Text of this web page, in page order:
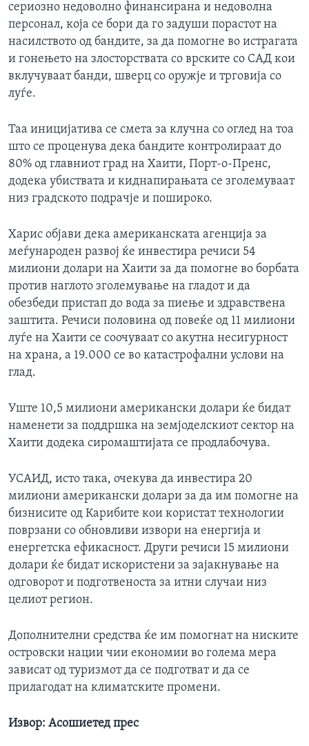
сериозно недоволно финансирана и недоволна
персонал, која се бори да го задуши порастот на
насилството од бандите, за да помогне во истрагата
и гонењето на злосторствата со врските со САД кои
вклучуваат банди, шверц со оружје и трговија со
луѓе.
Таа иницијатива се смета за клучна со оглед на тоа
што се проценува дека бандите контролираат до
80% од главниот град на Хаити, Порт-о-Пренс,
додека убиствата и киднапирањата се зголемуваат
низ градското подрачје и пошироко.
Харис објави дека американската агенција за
меѓународен развој ќе инвестира речиси 54
милиони долари на Хаити за да помогне во борбата
против наглото зголемување на гладот и да
обезбеди пристап до вода за пиење и здравствена
заштита. Речиси половина од повеќе од 11 милиони
луѓе на Хаити се соочуваат со акутна несигурност
на храна, а 19.000 се во катастрофални услови на
глад.
Уште 10,5 милиони американски долари ќе бидат
наменети за поддршка на земјоделскиот сектор на
Хаити додека сиромаштијата се продлабочува.
УСАИД, исто така, очекува да инвестира 20
милиони американски долари за да им помогне на
бизнисите од Карибите кои користат технологии
поврзани со обновливи извори на енергија и
енергетска ефикасност. Други речиси 15 милиони
долари ќе бидат искористени за зајакнување на
одговорот и подготвеноста за итни случаи низ
целиот регион.
Дополнителни средства ќе им помогнат на ниските
островски нации чии економии во голема мера
зависат од туризмот да се подготват и да се
прилагодат на климатските промени.
Извор: Асошиетед прес